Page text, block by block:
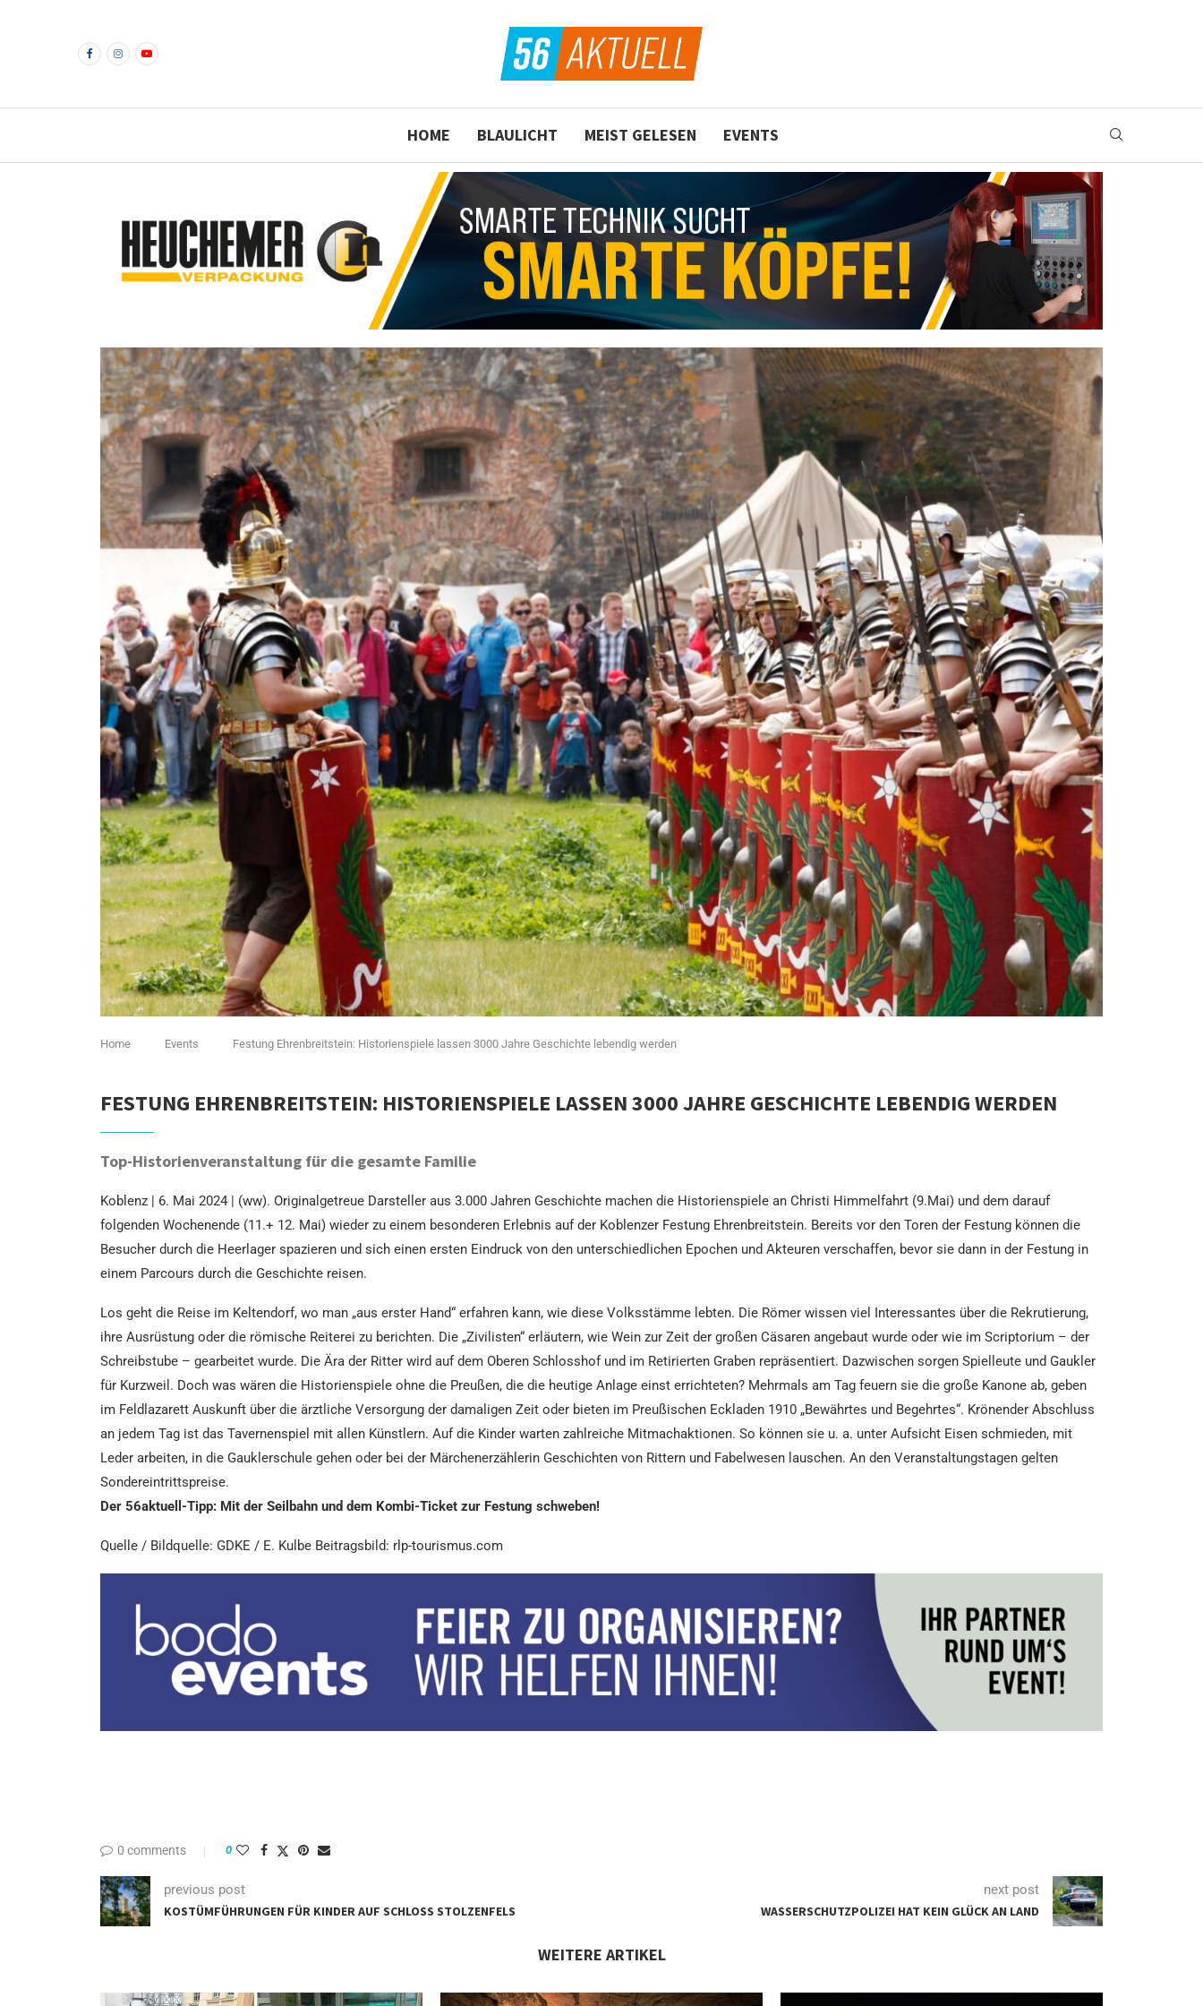
HOME BLAULICHT MEIST GELESEN EVENTS
Home Events Festung Ehrenbreitstein: Historienspiele lassen 3000 Jahre Geschichte lebendig werden
FESTUNG EHRENBREITSTEIN: HISTORIENSPIELE LASSEN 3000 JAHRE GESCHICHTE LEBENDIG WERDEN
Top-Historienveranstaltung für die gesamte Familie
Koblenz | 6. Mai 2024 | (ww). Originalgetreue Darsteller aus 3.000 Jahren Geschichte machen die Historienspiele an Christi Himmelfahrt (9.Mai) und dem darauf
folgenden Wochenende (11.+ 12. Mai) wieder zu einem besonderen Erlebnis auf der Koblenzer Festung Ehrenbreitstein. Bereits vor den Toren der Festung können die
Besucher durch die Heerlager spazieren und sich einen ersten Eindruck von den unterschiedlichen Epochen und Akteuren verschaffen, bevor sie dann in der Festung in
einem Parcours durch die Geschichte reisen.
Los geht die Reise im Keltendorf, wo man „aus erster Hand“ erfahren kann, wie diese Volksstämme lebten. Die Römer wissen viel Interessantes über die Rekrutierung,
ihre Ausrüstung oder die römische Reiterei zu berichten. Die „Zivilisten“ erläutern, wie Wein zur Zeit der großen Cäsaren angebaut wurde oder wie im Scriptorium – der
Schreibstube – gearbeitet wurde. Die Ära der Ritter wird auf dem Oberen Schlosshof und im Retirierten Graben repräsentiert. Dazwischen sorgen Spielleute und Gaukler
für Kurzweil. Doch was wären die Historienspiele ohne die Preußen, die die heutige Anlage einst errichteten? Mehrmals am Tag feuern sie die große Kanone ab, geben
im Feldlazarett Auskunft über die ärztliche Versorgung der damaligen Zeit oder bieten im Preußischen Eckladen 1910 „Bewährtes und Begehrtes“. Krönender Abschluss
an jedem Tag ist das Tavernenspiel mit allen Künstlern. Auf die Kinder warten zahlreiche Mitmachaktionen. So können sie u. a. unter Aufsicht Eisen schmieden, mit
Leder arbeiten, in die Gauklerschule gehen oder bei der Märchenerzählerin Geschichten von Rittern und Fabelwesen lauschen. An den Veranstaltungstagen gelten
Sondereintrittspreise.
Der 56aktuell-Tipp: Mit der Seilbahn und dem Kombi-Ticket zur Festung schweben!
Quelle / Bildquelle: GDKE / E. Kulbe Beitragsbild: rlp-tourismus.com
0 comments 0
previous post
KOSTÜMFÜHRUNGEN FÜR KINDER AUF SCHLOSS STOLZENFELS
next post
WASSERSCHUTZPOLIZEI HAT KEIN GLÜCK AN LAND
WEITERE ARTIKEL